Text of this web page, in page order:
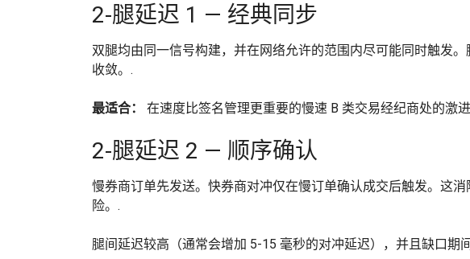
2-腿延迟 1 — 经典同步
双腿均由同一信号构建，并在网络允许的范围内尽可能同时触发
收敛。.
最适合： 在速度比签名管理更重要的慢速 B 类交易经纪商处的激
2-腿延迟 2 — 顺序确认
慢券商订单先发送。快券商对冲仅在慢订单确认成交后触发。这
险。.
腿间延迟较高（通常会增加 5-15 毫秒的对冲延迟），并且缺口